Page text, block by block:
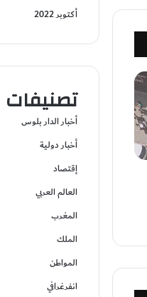
أكتوبر 2022
تصنيفات
أخبار الدار بلوس
أخبار دولية
إقتصاد
العالم العربي
المغرب
الملك
المواطن
انفرغرافي